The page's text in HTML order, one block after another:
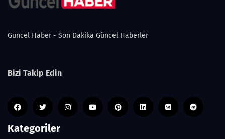
Guncel Haber - Son Dakika Güncel Haberler
Bizi Takip Edin
Kategoriler